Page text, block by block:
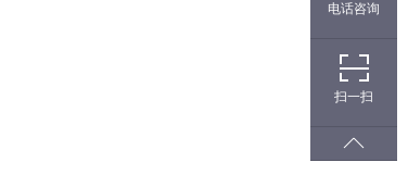
电话咨询
扫一扫